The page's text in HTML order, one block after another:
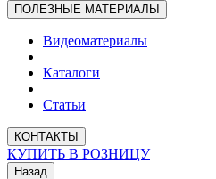
ПОЛЕЗНЫЕ МАТЕРИАЛЫ
Видеоматериалы
Каталоги
Статьи
КОНТАКТЫ
КУПИТЬ В РОЗНИЦУ
Назад